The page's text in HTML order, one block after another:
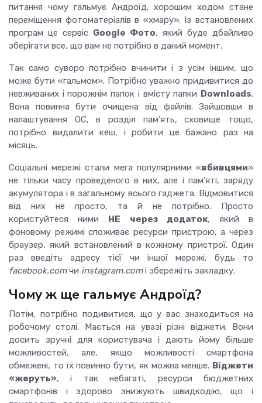
питання чому гальмує Андроїд, хорошим ходом стане
переміщення фотоматеріалів в «хмару». Із встановлених
програм це сервіс Google Фото, який буде дбайливо
зберігати все, що вам не потрібно в даний момент.
Так само суворо потрібно вчинити і з усім іншим, що
може бути «гальмом». Потрібно уважно придивитися до
невживаних і порожнім папок і вмісту папки Downloads.
Вона повинна бути очищена від файлів.Зайшовши в
налаштування ОС, в розділ пам’ять, сховище тощо,
потрібно видалити кеш, і робити це бажано раз на
місяць.
Соціальні мережі стали мега популярними «вбивцями»
не тільки часу проведеного в них, але і пам’яті, заряду
акумулятора і в загальному всього гаджета. Відмовитися
від них не просто, та й не потрібно. Просто
користуйтеся ними НЕ через додаток, який в
фоновому режимі споживає ресурси пристрою, а через
браузер, який встановлений в кожному пристрої. Один
раз введіть адресу тієї чи іншої мережі, будь то
facebook.comчи instagram.comі збережіть закладку.
Чому ж ще гальмує Андроїд?
Потім, потрібно подивитися, що у вас знаходиться на
робочому столі. Мається на увазі різні віджети. Вони
досить зручні для користувача і дають йому більше
можливостей, але, якщо можливості смартфона
обмежені, то їхповинно бути, як можна менше. Віджети
«жеруть», і так небагаті, ресурси бюджетних
смартфонів і здорово знижують швидкодію, що і